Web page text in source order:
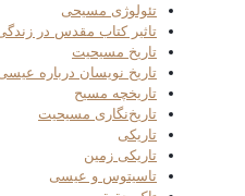
تئولوژی مسیحی
تاثیر کتاب مقدس در
تاریخ مسیحیت
تاریخ نویسان درباره
تاریخچه مسیح
تاریخ‌نگاری مسیحیت
تاریکی
تاریکی زمین
تاسیتوس و عیسی